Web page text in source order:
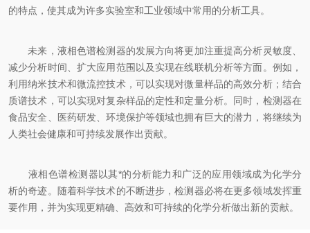
的特点，使其成为许多实验室和工业领域中常用的分析工具。
未来，液相色谱检测器的发展方向将更加注重提高分析灵敏度、
减少分析时间、扩大应用范围以及实现在线联机分析等方面。例如，
利用纳米技术和微流控技术，可以实现对微量样品的高效分析；结合
质谱技术，可以实现对复杂样品的定性和定量分析。同时，检测器在
食品安全、医药研发、环境保护等领域也拥有巨大的潜力，将继续为
人类社会健康和可持续发展作出贡献。
液相色谱检测器以其*的分析能力和广泛的应用领域成为化学分
析的奇迹。随着科学技术的不断进步，检测器必将在更多领域发挥重
要作用，并为实现更精确、高效和可持续的化学分析做出新的贡献。